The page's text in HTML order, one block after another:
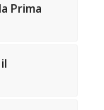
Prima